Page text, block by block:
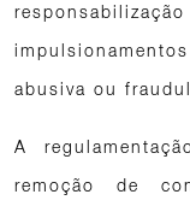
abusiva ou
A
remoção de